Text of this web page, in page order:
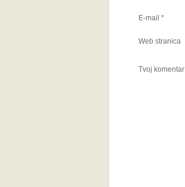
E-mail *
Web stranica
Tvoj komentar